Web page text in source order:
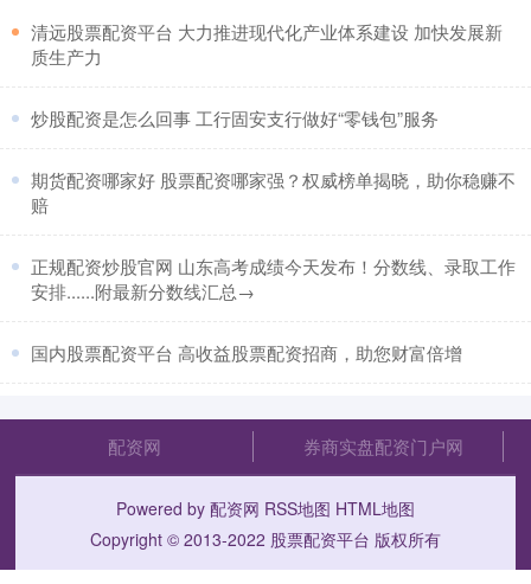
​清远股票配资平台 大力推进现代化产业体系建设 加快发展新
质生产力
​炒股配资是怎么回事 工行固安支行做好“零钱包”服务
​期货配资哪家好 股票配资哪家强？权威榜单揭晓，助你稳赚不
赔
​正规配资炒股官网 山东高考成绩今天发布！分数线、录取工作
安排......附最新分数线汇总→
​国内股票配资平台 高收益股票配资招商，助您财富倍增
配资网 券商实盘配资门户网
Powered by 配资网 RSS地图 HTML地图
Copyright © 2013-2022 股票配资平台 版权所有